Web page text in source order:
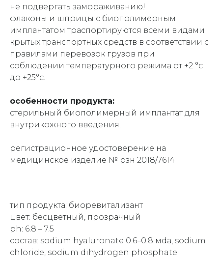
не подвергать замораживанию!
флаконы и шприцы с биополимерным
имплантатом траспортируются всеми видами
крытых транспортных средств в соответствии с
правилами перевозок грузов при
соблюдении температурного режима от +2 °c
до +25°c.
особенности продукта:
стерильный биополимерный имплантат для
внутрикожного введения.
регистрационное удостоверение на
медицинское изделие № рзн 2018/7614
тип продукта: биоревитализант
цвет: бесцветный, прозрачный
ph: 6.8 – 7.5
состав: sodium hyaluronate 0.6–0.8 мdа, sodium
chloride, sodium dihydrogen phosphate